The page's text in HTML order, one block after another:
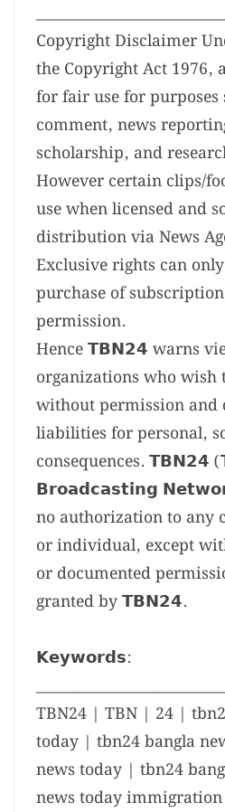
Copyright Disclaimer
the Copyright Act 1976,
for fair use for
comment, news
scholarship, and
However certain clips/
use when licensed and
distribution via News
Exclusive rights can
purchase of
permission.
Hence 𝗧𝗕𝗡𝟮𝟰 warns
organizations who wish
without permission and
liabilities for personal,
consequences. 𝗧𝗕𝗡𝟮𝟰
𝗕𝗿𝗼𝗮𝗱𝗰𝗮𝘀𝘁𝗶𝗻𝗴
no authorization to any
or individual, except
or documented
granted by 𝗧𝗕𝗡𝟮𝟰.
𝗞𝗲𝘆𝘄𝗼𝗿𝗱𝘀:
TBN24 | TBN | 24 |
today | tbn24 bangla
news today | tbn24
news today